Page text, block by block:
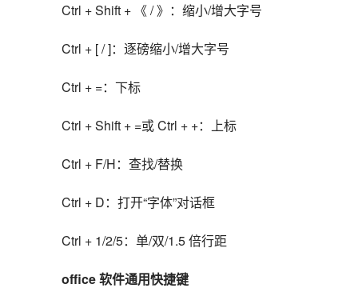
Ctrl + Shift + 《 / 》：缩小/增大字号
Ctrl + [ / ]：逐磅缩小/增大字号
Ctrl + =：下标
Ctrl + Shift + =或 Ctrl + +：上标
Ctrl + F/H：查找/替换
Ctrl + D：打开“字体”对话框
Ctrl + 1/2/5：单/双/1.5 倍行距
office 软件通用快捷键